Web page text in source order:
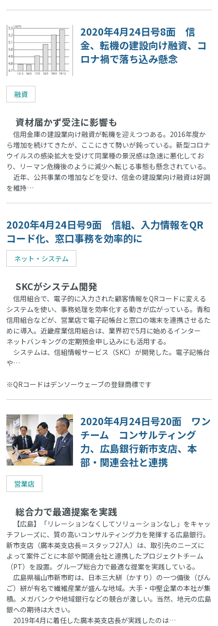
2020年4月24日号8面 信
金、転機の建設向け融資、コ
ロナ禍で落ち込み懸念
融資
資材届かず受注に影響も
信用金庫の建設業向け融資が転機を迎えつつある。2016年度か
ら増加を続けてきたが、ここにきて勢いが鈍っている。新型コロナ
ウイルスの感染拡大を受けて同業種の景況感は急速に悪化してお
り、リーマン危機後のように減少へ転じる事態も懸念されている。
近年、公共事業の増加などを受け、信金の建設業向け融資は好調
を維持…
2020年4月24日号9面 信組、入力情報をQR
コード化、窓口事務を効率的に
ネット・システム
SKCがシステム開発
信用組合で、電子的に入力された顧客情報をQRコードに変える
システムを使い、事務処理を効率化する動きが広がっている。青和
信用組合などが、営業店で電子記帳台と窓口の端末を連携させるた
めに導入。近畿産業信用組合は、業界初で5月に始めるインター
ネットバンキングの定期預金申し込みにも活用する。
システムは、信組情報サービス（SKC）が開発した。電子記帳台
や…
※QRコードはデンソーウェーブの登録商標です
2020年4月24日号20面 ワン
チーム コンサルティング
力、広島銀行新市支店、本
部・関連会社と連携
営業店
総合力で最適提案を実践
【広島】「リレーションなくしてソリューションなし」をキャッ
チフレーズに、質の高いコンサルティング力を発揮する広島銀行。
新市支店（廣本英支店長＝スタッフ27人）は、取引先のニーズに
よって案件ごとに本部や関連会社と連携したプロジェクトチーム
（PT）を設置。グループ総合力で最適な提案を実践している。
広島県福山市新市町は、日本三大絣（かすり）の一つ備後（びん
ご）絣が有名で繊維産業が盛んな地域。大手・中堅企業の本社が集
積。メガバンクや地域銀行などの競合が激しい。当然、地元の広島
銀への期待は大きい。
2019年4月に着任した廣本英支店長が実践したのは…